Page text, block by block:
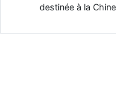
destinée à la